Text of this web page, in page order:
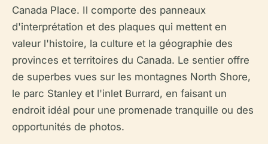
Canada Place. Il comporte des panneaux
d'interprétation et des plaques qui mettent en
valeur l'histoire, la culture et la géographie des
provinces et territoires du Canada. Le sentier offre
de superbes vues sur les montagnes North Shore,
le parc Stanley et l'inlet Burrard, en faisant un
endroit idéal pour une promenade tranquille ou des
opportunités de photos.